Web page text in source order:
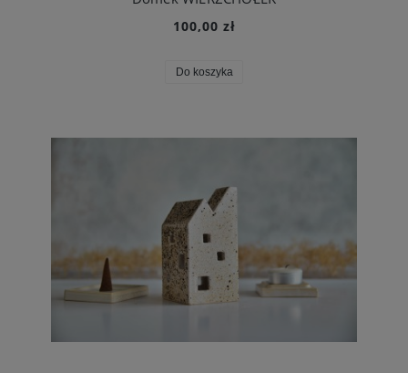
100,00 zł
Do koszyka